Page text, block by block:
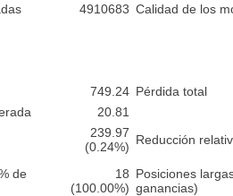
4910683 Calidad de los
749.24 Pérdida total
20.81
239.97
(0.24%) Reducción
de
18
(100.00%)
Posiciones
ganancias)